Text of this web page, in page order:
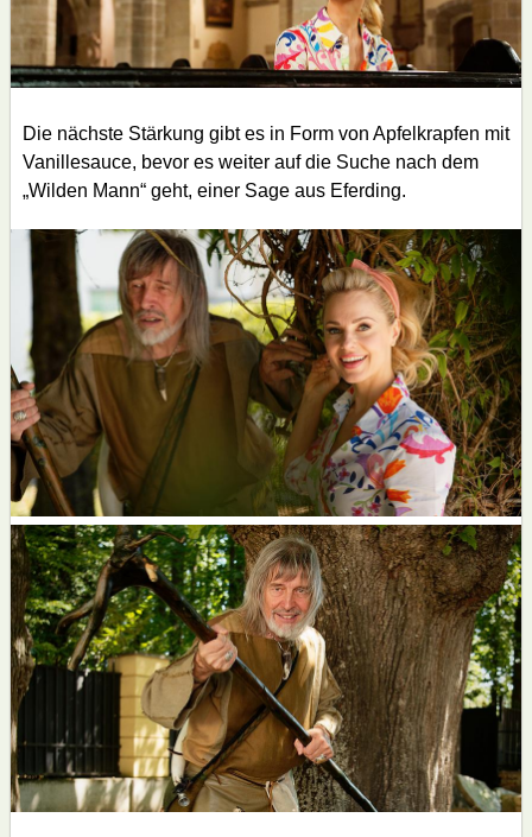
Die nächste Stärkung gibt es in Form von Apfelkrapfen mit
Vanillesauce, bevor es weiter auf die Suche nach dem
„Wilden Mann“ geht, einer Sage aus Eferding.